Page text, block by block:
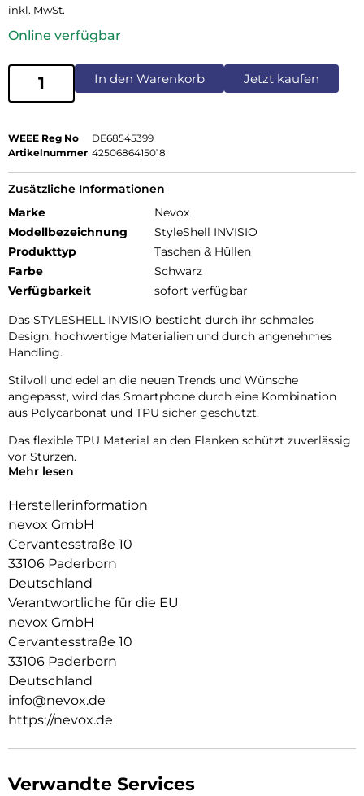
inkl. MwSt.
Online verfügbar
In den Warenkorb Jetzt kaufen
WEEE Reg No
DE68545399
Artikelnummer 4250686415018
Zusätzliche Informationen
Marke
Nevox
Modellbezeichnung
StyleShell INVISIO
Produkttyp
Taschen & Hüllen
Farbe
Schwarz
Verfügbarkeit
sofort verfügbar
Das STYLESHELL INVISIO besticht durch ihr schmales
Design, hochwertige Materialien und durch angenehmes
Handling.
Stilvoll und edel an die neuen Trends und Wünsche
angepasst, wird das Smartphone durch eine Kombination
aus Polycarbonat und TPU sicher geschützt.
Das flexible TPU Material an den Flanken schützt zuverlässig
vor Stürzen.
Durch die spezielle Beschichtung behält ihr Smartphone die
Griffigkeit und wirkt edel.
Die Anschlüsse, Knöpfe und Kamera bleiben voll zugänglich.
Hochwertiges Schmutzabweisendes Material und
Schockproof durch eingearbeitete Luftpolster in den Ecken.
Mehr lesen
Herstellerinformation
nevox GmbH
Cervantesstraße 10
33106 Paderborn
Deutschland
Verantwortliche für die EU
nevox GmbH
Cervantesstraße 10
33106 Paderborn
Deutschland
info@nevox.de
https://nevox.de
Verwandte Services